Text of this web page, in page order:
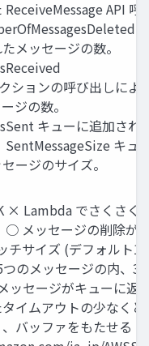
API 呼
メッセージの数。
ションの呼び出しによ
ジの数。
キューに追加され
キュ
ージのサイズ。
× Lambda でさくさ
○ メッセージの削除が
チサイズ (デフォルト
のメッセージの内、3
ッセージがキューに
イムアウトの少なく
バッファをもたせる